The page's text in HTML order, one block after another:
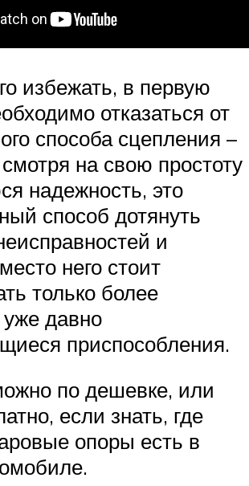
избежать, в первую
отказаться от
способа сцепления –
на свою простоту
надежность, это
способ дотянуть
и
него стоит
только более
давно
приспособления.
по дешевке, или
если знать, где
опоры есть в